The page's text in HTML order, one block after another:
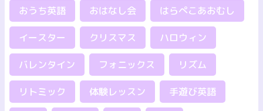
おうち英語 おはなし会 はらぺこあおむし
イースター クリスマス ハロウィン
バレンタイン フォニックス リズム
リトミック 体験レッスン 手遊び英語